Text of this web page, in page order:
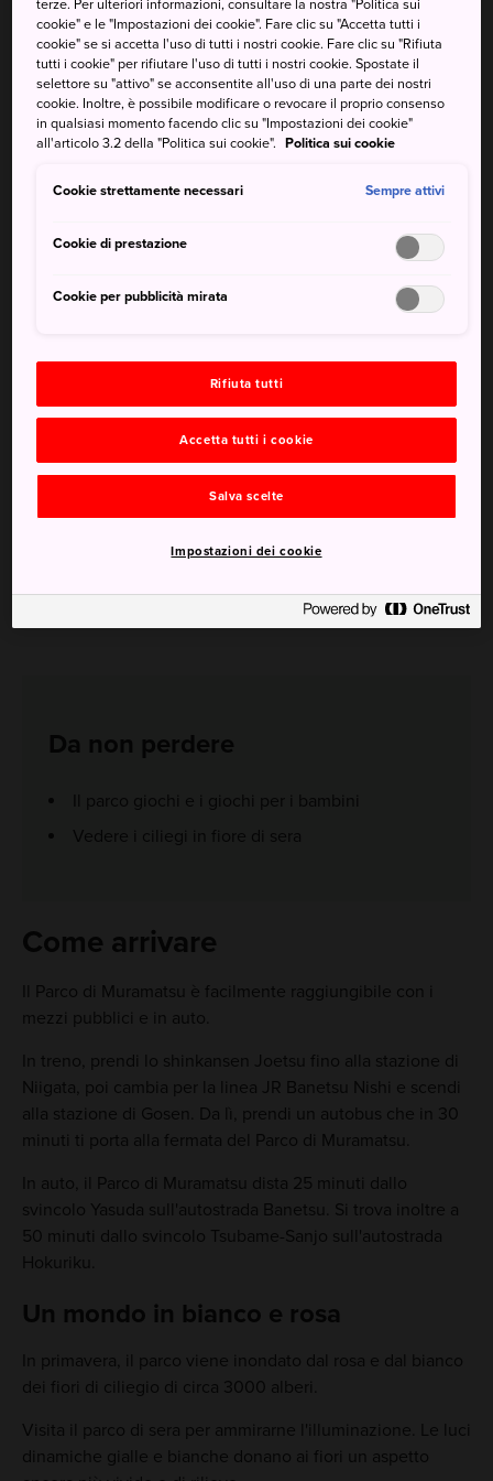
sia per i bambini che per gli
adulti
Il Festival della fioritura dei ciliegi del Parco di Muramatsu
intratterrà sia grandi che piccini. Il Parco di Muramatsu,
fiore del Giappone, a nord della
Prefettura di Niigata
,
l'atmosfera di festa durante tutto il mese di aprile.
Da non perdere
Il parco giochi e i giochi per i bambini
Vedere i ciliegi in fiore di sera
Come arrivare
Il Parco di Muramatsu è facilmente raggiungibile con i
mezzi pubblici e in auto.
In treno, prendi lo shinkansen Joetsu fino alla stazione di
Niigata, poi cambia per la linea JR Banetsu Nishi e scendi
alla stazione di Gosen. Da lì, prendi un autobus che in 30
minuti ti porta alla fermata del Parco di Muramatsu.
In auto, il Parco di Muramatsu dista 25 minuti dallo
svincolo Yasuda sull'autostrada Banetsu. Si trova inoltre a
50 minuti dallo svincolo Tsubame-Sanjo sull'autostrada
Hokuriku.
Un mondo in bianco e rosa
In primavera, il parco viene inondato dal rosa e dal bianco
dei fiori di ciliegio di circa 3000 alberi.
Visita il parco di sera per ammirarne l'illuminazione. Le luci
dinamiche gialle e bianche donano ai fiori un aspetto
terze. Per ulteriori informazioni, consultare la nostra "Politica sui
cookie" e le "Impostazioni dei cookie". Fare clic su "Accetta tutti i
cookie" se si accetta l'uso di tutti i nostri cookie. Fare clic su "Rifiuta
tutti i cookie" per rifiutare l'uso di tutti i nostri cookie. Spostate il
selettore su "attivo" se acconsentite all'uso di una parte dei nostri
cookie. Inoltre, è possibile modificare o revocare il proprio consenso
in qualsiasi momento facendo clic su "Impostazioni dei cookie"
all'articolo 3.2 della "Politica sui cookie". Politica sui cookie
Cookie strettamente necessari Sempre attivi
Cookie di prestazione
Cookie per pubblicità mirata
Rifiuta tutti
Accetta tutti i cookie
Salva scelte
Impostazioni dei cookie